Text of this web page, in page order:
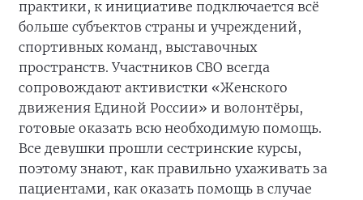
практики, к инициативе подключается всё
больше субъектов страны и учреждений,
спортивных команд, выставочных
пространств. Участников СВО всегда
сопровождают активистки «Женского
движения Единой России» и волонтёры,
готовые оказать всю необходимую помощь.
Все девушки прошли сестринские курсы,
поэтому знают, как правильно ухаживать за
пациентами, как оказать помощь в случае